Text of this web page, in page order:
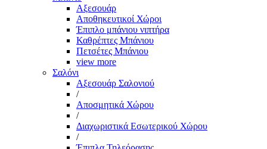
Αξεσουάρ
Αποθηκευτικοί Χώροι
Έπιπλο μπάνιου νιπτήρα
Καθρέπτες Μπάνιου
Πετσέτες Μπάνιου
view more
Σαλόνι
Αξεσουάρ Σαλονιού
/
Αποσμητικά Χώρου
/
Διαχωριστικά Εσωτερικού Χώρου
/